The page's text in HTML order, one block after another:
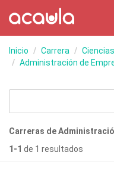
Inicio Carrera
Administración de
Carreras de
1-1 de 1 resultados